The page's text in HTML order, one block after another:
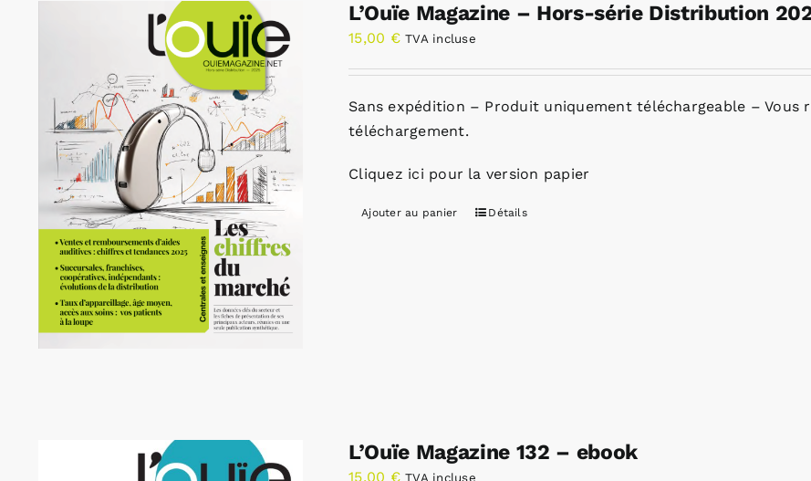
L’Ouïe Magazine – Hors-série Distribution
15,00 € TVA incluse
Sans expédition – Produit uniquement téléchargeable – Vous
téléchargement.
Cliquez ici pour la version papier
Ajouter au panier Détails
L’Ouïe Magazine 132 – ebook
15,00 € TVA incluse